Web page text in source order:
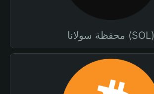
محفظة سولانا (SOL)